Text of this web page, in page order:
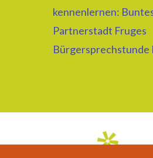
kennenlernen:
Partnerstadt Fruges
Bürgersprechstunde